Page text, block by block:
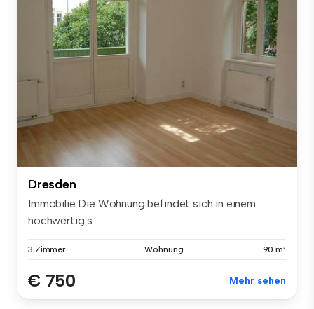
Dresden
Immobilie Die Wohnung befindet sich in einem
hochwertig s...
3 Zimmer Wohnung 90 m²
€ 750 Mehr sehen